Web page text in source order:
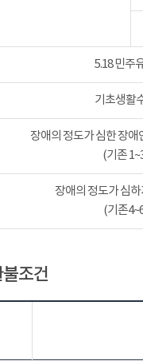
5.18 민주
기초생활
장애의 정도가 심한 장애
(기존
장애의 정도가 심
(기존
조건